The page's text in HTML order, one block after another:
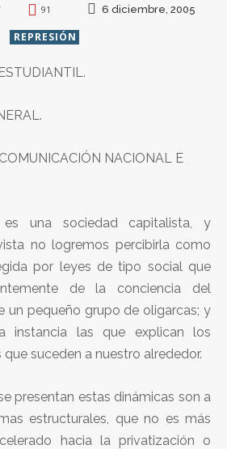
91 6 diciembre, 2005
REPRESIÓN
NACIONAL E
es una sociedad capitalista, y
no logremos percibirla como
por leyes de tipo social que
de la conciencia del
un pequeño grupo de oligarcas; y
instancia las que explican los
suceden a nuestro alrededor.
presentan estas dinámicas son a
estructurales, que no es más
hacia la privatización o